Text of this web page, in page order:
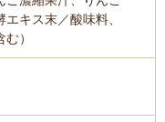
キス末／酸味料、
）